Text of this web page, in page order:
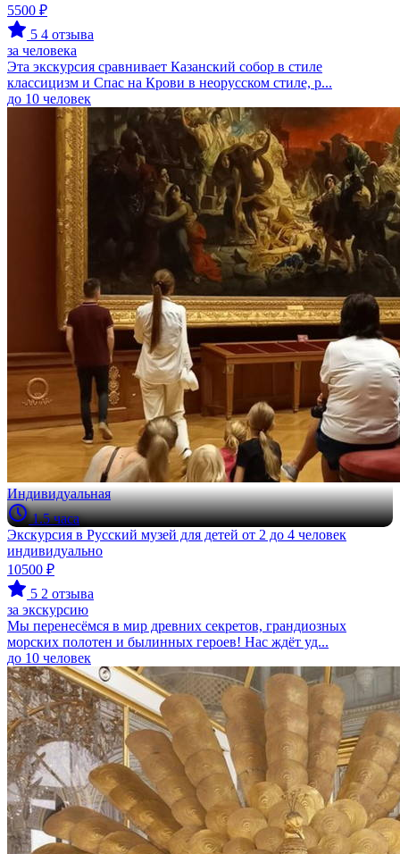
5500 ₽
5 4 отзыва
за человека
Эта экскурсия сравнивает Казанский собор в стиле
классицизм и Спас на Крови в неорусском стиле, р...
до 10 человек
Индивидуальная
1.5 часа
Экскурсия в Русский музей для детей от 2 до 4 человек
индивидуально
10500 ₽
5 2 отзыва
за экскурсию
Мы перенесёмся в мир древних секретов, грандиозных
морских полотен и былинных героев! Нас ждёт уд...
до 10 человек